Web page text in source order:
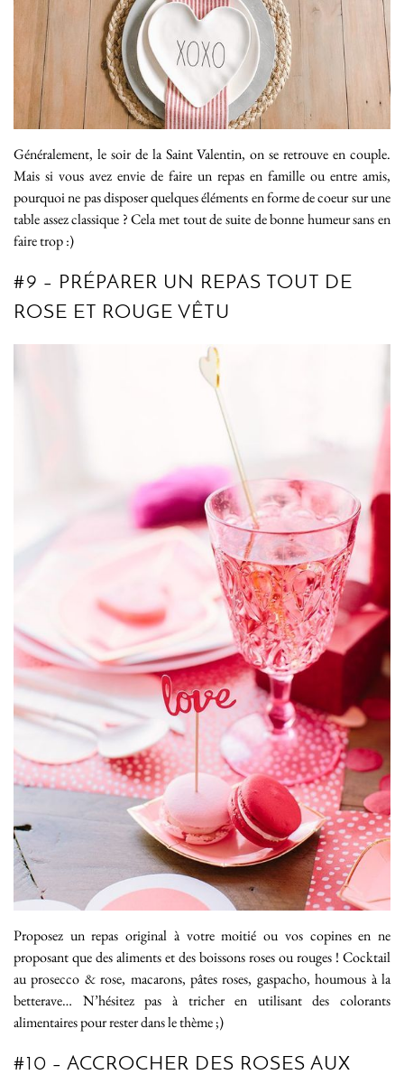
Généralement, le soir de la Saint Valentin, on se retrouve en couple.
Mais si vous avez envie de faire un repas en famille ou entre amis,
pourquoi ne pas disposer quelques éléments en forme de coeur sur une
table assez classique ? Cela met tout de suite de bonne humeur sans en
faire trop :)
#9 – PRÉPARER UN REPAS TOUT DE
ROSE ET ROUGE VÊTU
Proposez un repas original à votre moitié ou vos copines en ne
proposant que des aliments et des boissons roses ou rouges ! Cocktail
au prosecco & rose, macarons, pâtes roses, gaspacho, houmous à la
betterave… N’hésitez pas à tricher en utilisant des colorants
alimentaires pour rester dans le thème ;)
#10 – ACCROCHER DES ROSES AUX